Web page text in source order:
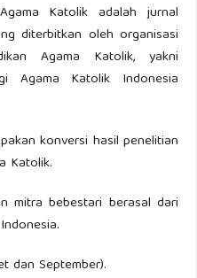
Katolik adalah jurnal
diterbitkan oleh organisasi
Agama Katolik, yakni
Agama Katolik Indonesia
konversi hasil penelitian
Katolik.
mitra bebestari berasal dari
dan September).